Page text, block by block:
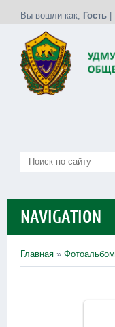
Вы вошли как, Гость
NAVIGATION
Главная » Фотоальбом